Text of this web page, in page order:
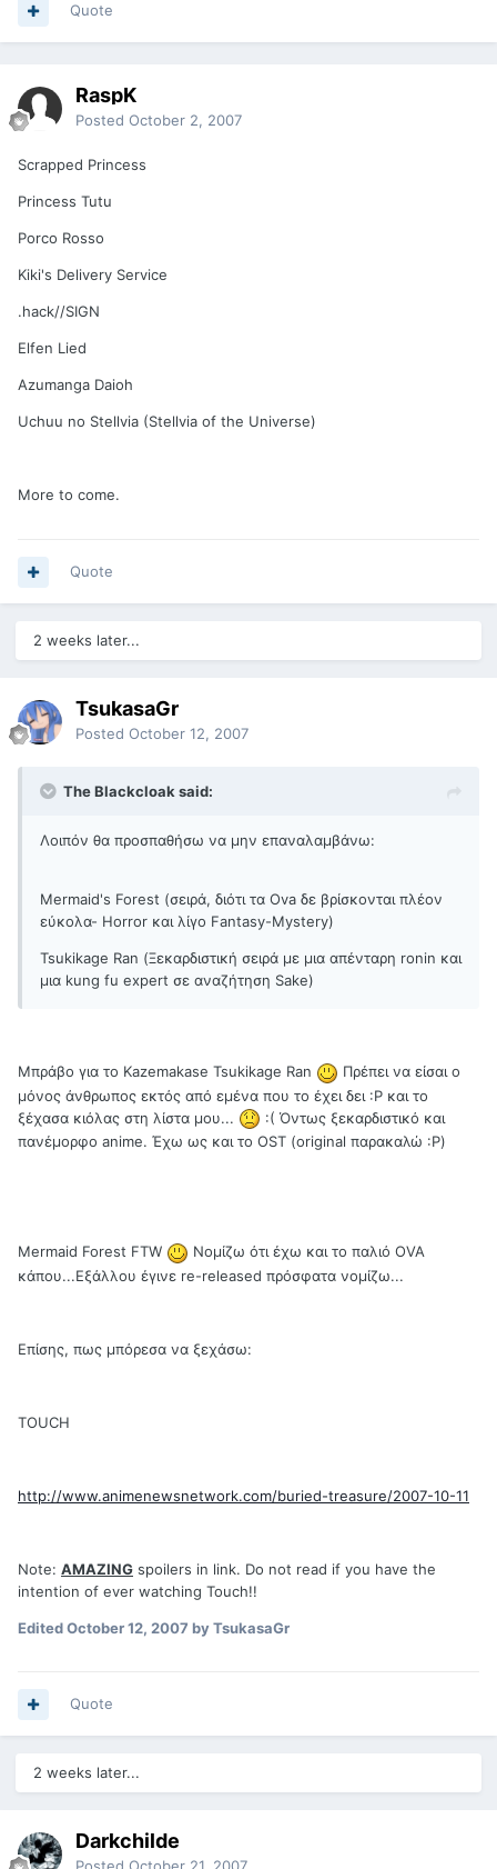
Quote
RaspK
Posted October 2, 2007
Scrapped Princess
Princess Tutu
Porco Rosso
Kiki's Delivery Service
.hack//SIGN
Elfen Lied
Azumanga Daioh
Uchuu no Stellvia (Stellvia of the Universe)
More to come.
Quote
2 weeks later...
TsukasaGr
Posted October 12, 2007
The Blackcloak said:
Λοιπόν θα προσπαθήσω να μην επαναλαμβάνω:
Mermaid's Forest (σειρά, διότι τα Ova δε βρίσκονται πλέον
εύκολα- Horror και λίγο Fantasy-Mystery)
Tsukikage Ran (Ξεκαρδιστική σειρά με μια απένταρη ronin και
μια kung fu expert σε αναζήτηση Sake)
Μπράβο για το Kazemakase Tsukikage Ran
Πρέπει να είσαι ο
μόνος άνθρωπος εκτός από εμένα που το έχει δει :Ρ και το
ξέχασα κιόλας στη λίστα μου...
:( Όντως ξεκαρδιστικό και
πανέμορφο anime. Έχω ως και το OST (original παρακαλώ :Ρ)
Mermaid Forest FTW
Νομίζω ότι έχω και το παλιό OVA
κάπου...Εξάλλου έγινε re-released πρόσφατα νομίζω...
Επίσης, πως μπόρεσα να ξεχάσω:
TOUCH
http://www.animenewsnetwork.com/buried-treasure/2007-10-11
Note: AMAZING spoilers in link. Do not read if you have the
intention of ever watching Touch!!
EditedOctober 12, 2007 by TsukasaGr
Quote
2 weeks later...
Darkchilde